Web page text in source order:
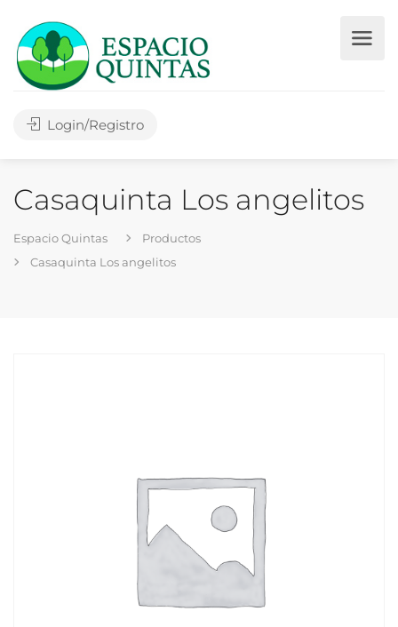
Login/Registro
Casaquinta Los angelitos
Espacio Quintas
Productos
Casaquinta Los angelitos